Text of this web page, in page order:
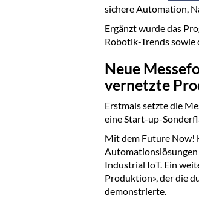
sichere Automation,
Ergänzt wurde das
Robotik-Trends
Neue
vernetzte
Erstmals setzte die
eine Start-up-
Mit dem Future Now!
Automationslösungen
Industrial IoT. Ein
Produktion», der die
demonstrierte.